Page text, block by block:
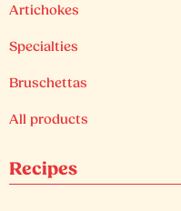
Artichokes
Specialties
Bruschettas
All products
Recipes